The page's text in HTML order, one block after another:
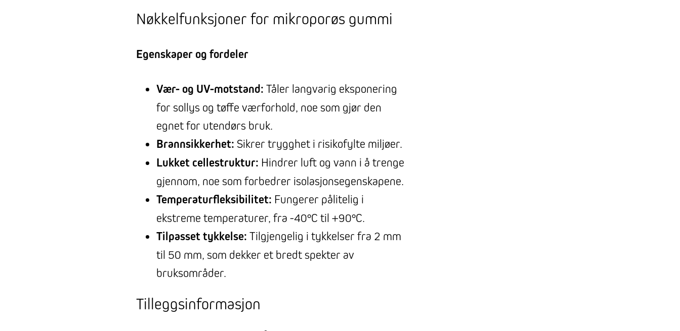
Nøkkelfunksjoner for mikroporøs gummi
Egenskaper og fordeler
Vær- og UV-motstand: Tåler langvarig eksponering
for sollys og tøffe værforhold, noe som gjør den
egnet for utendørs bruk.
Brannsikkerhet: Sikrer trygghet i risikofylte miljøer.
Lukket cellestruktur: Hindrer luft og vann i å trenge
gjennom, noe som forbedrer isolasjonsegenskapene.
Temperaturfleksibilitet: Fungerer pålitelig i
ekstreme temperaturer, fra -40°C til +90°C.
Tilpasset tykkelse: Tilgjengelig i tykkelser fra 2 mm
til 50 mm, som dekker et bredt spekter av
bruksområder.
Tilleggsinformasjon